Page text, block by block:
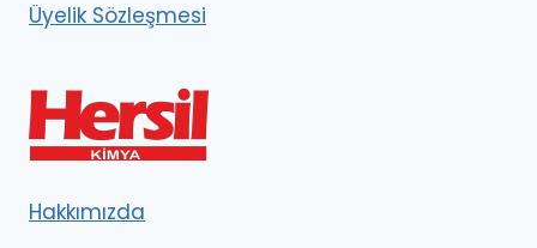
Üyelik Sözleşmesi
Hakkımızda